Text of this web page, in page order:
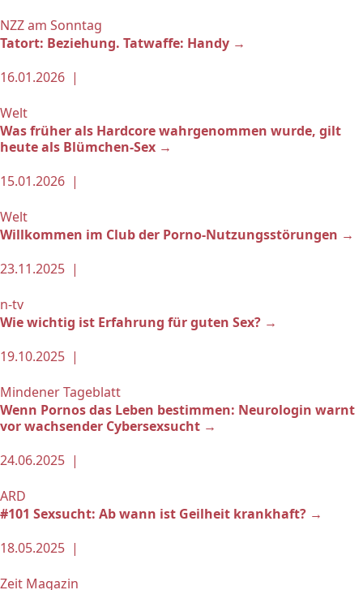
NZZ am Sonntag
Tatort: Beziehung. Tatwaffe: Handy →
16.01.2026 |
Welt
Was früher als Hardcore wahrgenommen wurde, gilt
heute als Blümchen-Sex →
15.01.2026 |
Welt
Willkommen im Club der Porno-Nutzungsstörungen →
23.11.2025 |
n-tv
Wie wichtig ist Erfahrung für guten Sex? →
19.10.2025 |
Mindener Tageblatt
Wenn Pornos das Leben bestimmen: Neurologin warnt
vor wachsender Cybersexsucht →
24.06.2025 |
ARD
#101 Sexsucht: Ab wann ist Geilheit krankhaft? →
18.05.2025 |
Zeit Magazin